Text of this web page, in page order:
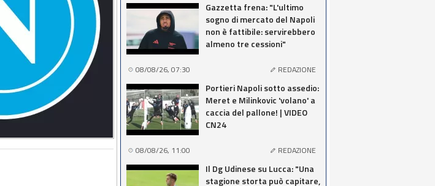
Gazzetta frena: "L'ultimo
sogno di mercato del Napoli
non è fattibile: servirebbero
almeno tre cessioni"
08/08/26, 07:30 REDAZIONE
Portieri Napoli sotto assedio:
Meret e Milinkovic 'volano' a
caccia del pallone! | VIDEO
CN24
08/08/26, 11:00 REDAZIONE
Il Dg Udinese su Lucca: "Una
stagione storta può capitare,